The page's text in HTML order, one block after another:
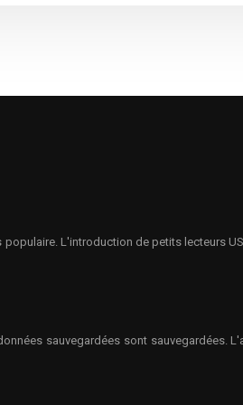
L'introduction de petits lecteurs
sauvegardées sont sauvegardées.